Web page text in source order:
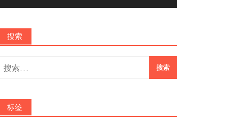
搜索
搜
索：
标签